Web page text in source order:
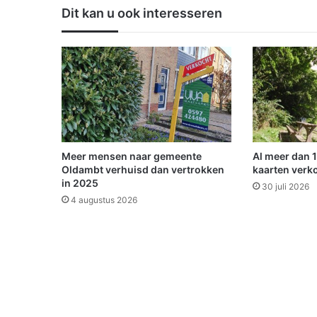
w
a
g
e
n
d
i
e
f
s
t
a
l
Dit kan u ook interesseren
Meer mensen naar gemeente
Oldambt verhuisd dan vertrokken
in 2025
4 augustus 2026
Al meer dan
kaarten
30 juli 2026